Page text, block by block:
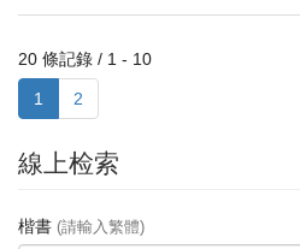
20 條記錄 / 1 - 10
1 2
線上检索
楷書 (請輸入繁體)